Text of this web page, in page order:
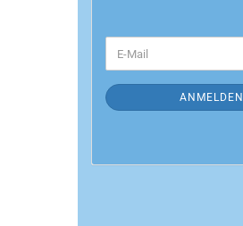
ZUR
ANMELDUNG
E-
Mail
ANMELDEN